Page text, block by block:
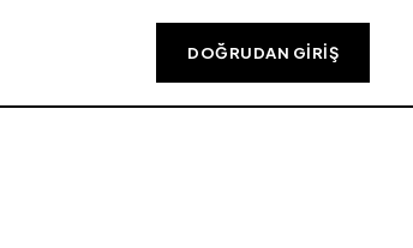
DOĞRUDAN GIRIŞ